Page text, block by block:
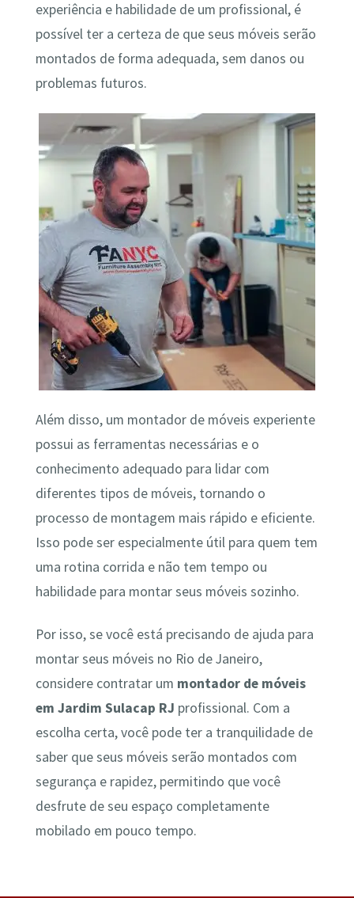
experiência e habilidade de um profissional, é
possível ter a certeza de que seus móveis serão
montados de forma adequada, sem danos ou
problemas futuros.
Além disso, um montador de móveis experiente
possui as ferramentas necessárias e o
conhecimento adequado para lidar com
diferentes tipos de móveis, tornando o
processo de montagem mais rápido e eficiente.
Isso pode ser especialmente útil para quem tem
uma rotina corrida e não tem tempo ou
habilidade para montar seus móveis sozinho.
Por isso, se você está precisando de ajuda para
montar seus móveis no Rio de Janeiro,
considere contratar um montador de móveis
em Jardim Sulacap RJ profissional. Com a
escolha certa, você pode ter a tranquilidade de
saber que seus móveis serão montados com
segurança e rapidez, permitindo que você
desfrute de seu espaço completamente
mobilado em pouco tempo.